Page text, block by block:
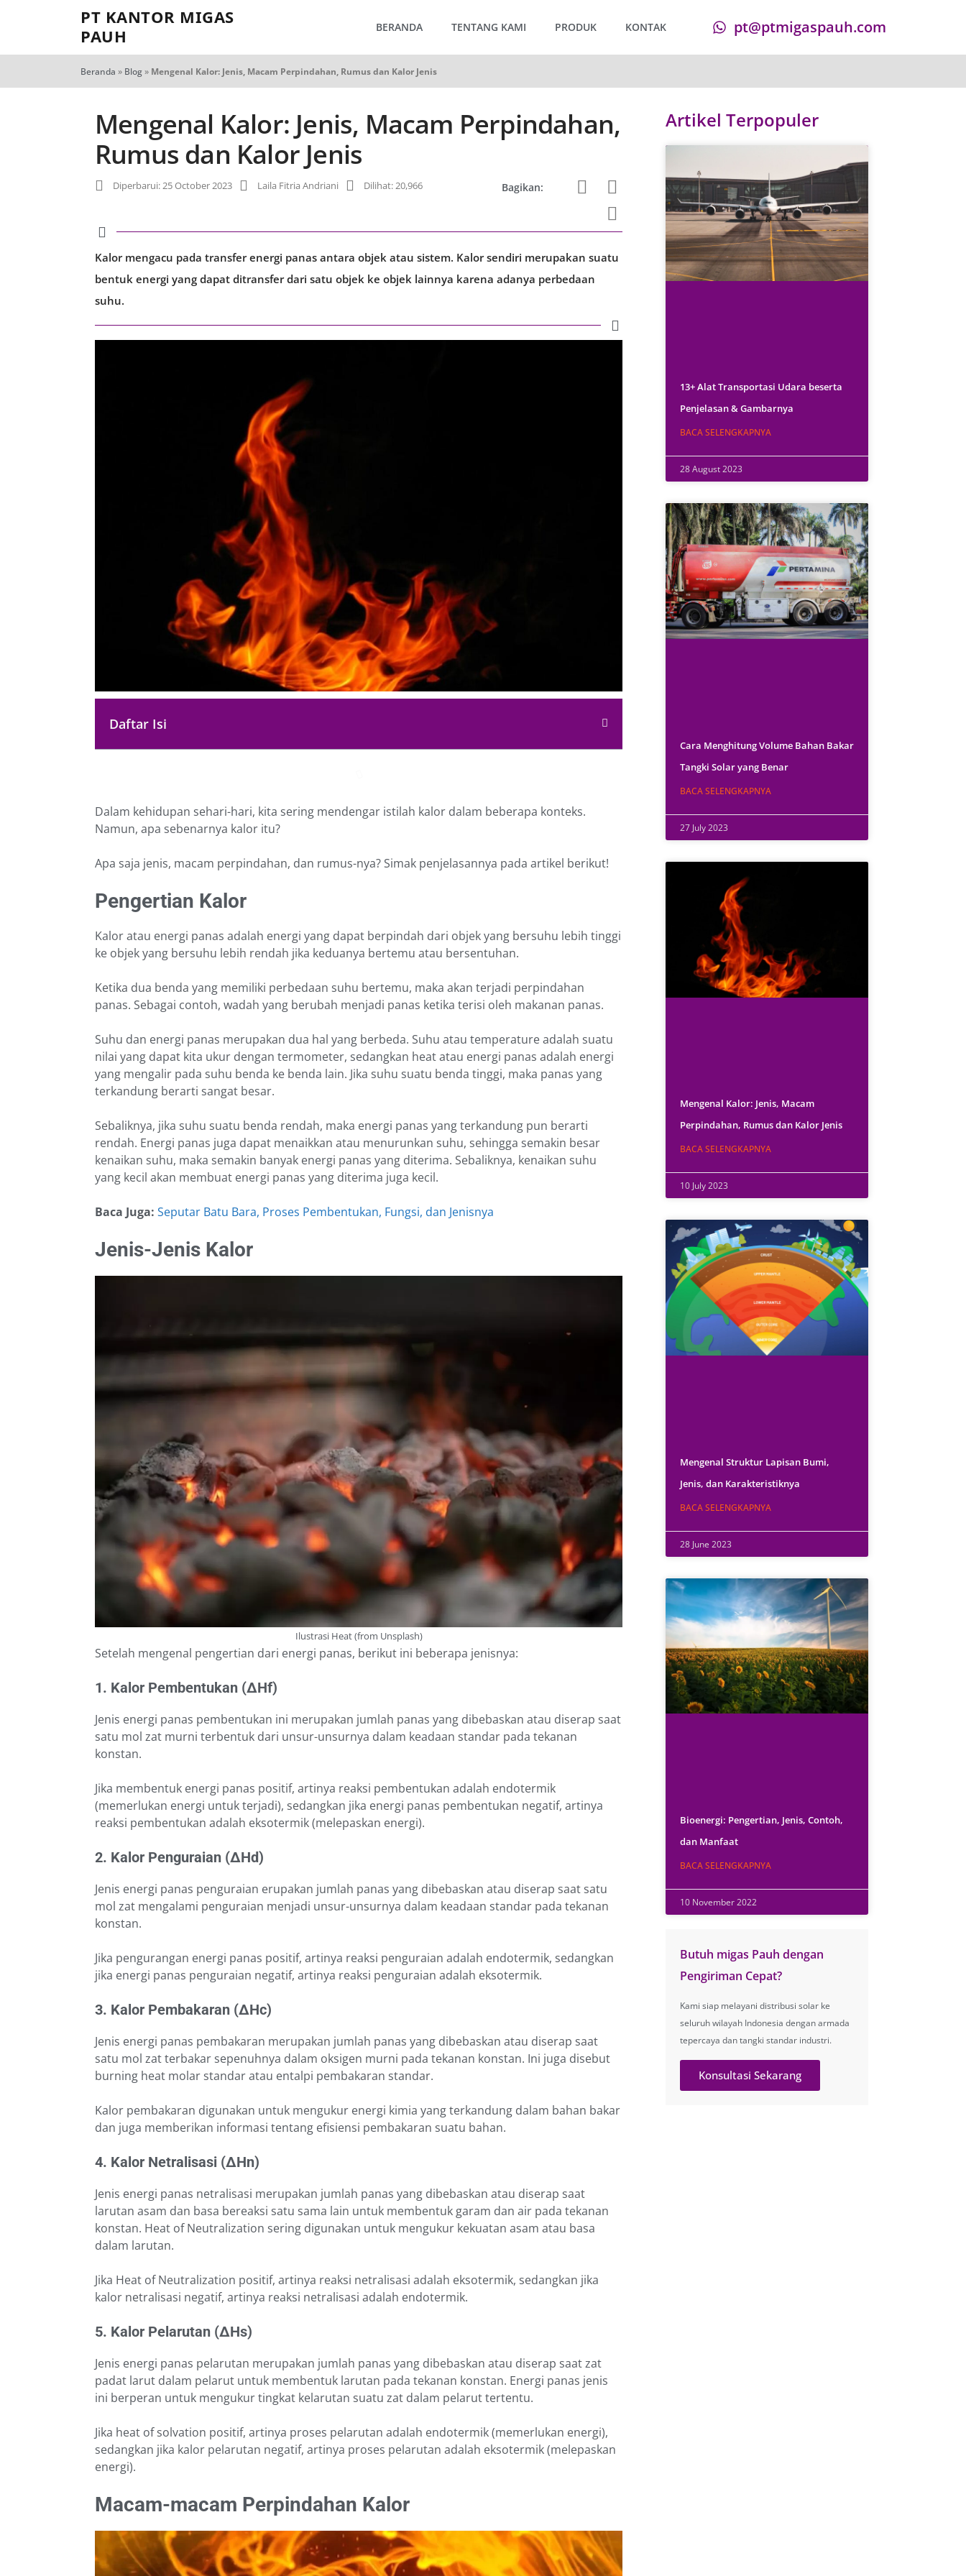
PT KANTOR MIGAS
PAUH
BERANDA TENTANG KAMI PRODUK KONTAK pt@ptmigaspauh.com
Beranda » Blog» Mengenal Kalor: Jenis, Macam Perpindahan, Rumus dan Kalor Jenis
Mengenal Kalor: Jenis, Macam Perpindahan,
Rumus dan Kalor Jenis
Diperbarui: 25 October 2023 Laila Fitria Andriani Dilihat: 20,966 Bagikan:
Kalor mengacu pada transfer energi panas antara objek atau sistem. Kalor sendiri merupakan suatu
bentuk energi yang dapat ditransfer dari satu objek ke objek lainnya karena adanya perbedaan
suhu.
Daftar Isi
Dalam kehidupan sehari-hari, kita sering mendengar istilah kalor dalam beberapa konteks.
Namun, apa sebenarnya kalor itu?
Apa saja jenis, macam perpindahan, dan rumus-nya? Simak penjelasannya pada artikel berikut!
Pengertian Kalor
Kalor atau energi panas adalah energi yang dapat berpindah dari objek yang bersuhu lebih tinggi
ke objek yang bersuhu lebih rendah jika keduanya bertemu atau bersentuhan.
Ketika dua benda yang memiliki perbedaan suhu bertemu, maka akan terjadi perpindahan
panas. Sebagai contoh, wadah yang berubah menjadi panas ketika terisi oleh makanan panas.
Suhu dan energi panas merupakan dua hal yang berbeda. Suhu atau temperature adalah suatu
nilai yang dapat kita ukur dengan termometer, sedangkan heat atau energi panas adalah energi
yang mengalir pada suhu benda ke benda lain. Jika suhu suatu benda tinggi, maka panas yang
terkandung berarti sangat besar.
Sebaliknya, jika suhu suatu benda rendah, maka energi panas yang terkandung pun berarti
rendah. Energi panas juga dapat menaikkan atau menurunkan suhu, sehingga semakin besar
kenaikan suhu, maka semakin banyak energi panas yang diterima. Sebaliknya, kenaikan suhu
yang kecil akan membuat energi panas yang diterima juga kecil.
Baca Juga: Seputar Batu Bara, Proses Pembentukan, Fungsi, dan Jenisnya
Jenis-Jenis Kalor
Ilustrasi Heat (from Unsplash)
Setelah mengenal pengertian dari energi panas, berikut ini beberapa jenisnya:
1. Kalor Pembentukan (∆Hf)
Jenis energi panas pembentukan ini merupakan jumlah panas yang dibebaskan atau diserap saat
satu mol zat murni terbentuk dari unsur-unsurnya dalam keadaan standar pada tekanan
konstan.
Jika membentuk energi panas positif, artinya reaksi pembentukan adalah endotermik
(memerlukan energi untuk terjadi), sedangkan jika energi panas pembentukan negatif, artinya
reaksi pembentukan adalah eksotermik (melepaskan energi).
2. Kalor Penguraian (∆Hd)
Jenis energi panas penguraian erupakan jumlah panas yang dibebaskan atau diserap saat satu
mol zat mengalami penguraian menjadi unsur-unsurnya dalam keadaan standar pada tekanan
konstan.
Jika pengurangan energi panas positif, artinya reaksi penguraian adalah endotermik, sedangkan
jika energi panas penguraian negatif, artinya reaksi penguraian adalah eksotermik.
3. Kalor Pembakaran (∆Hc)
Jenis energi panas pembakaran merupakan jumlah panas yang dibebaskan atau diserap saat
satu mol zat terbakar sepenuhnya dalam oksigen murni pada tekanan konstan. Ini juga disebut
burning heat molar standar atau entalpi pembakaran standar.
Kalor pembakaran digunakan untuk mengukur energi kimia yang terkandung dalam bahan bakar
dan juga memberikan informasi tentang efisiensi pembakaran suatu bahan.
4. Kalor Netralisasi (∆Hn)
Jenis energi panas netralisasi merupakan jumlah panas yang dibebaskan atau diserap saat
larutan asam dan basa bereaksi satu sama lain untuk membentuk garam dan air pada tekanan
konstan. Heat of Neutralization sering digunakan untuk mengukur kekuatan asam atau basa
dalam larutan.
Jika Heat of Neutralization positif, artinya reaksi netralisasi adalah eksotermik, sedangkan jika
kalor netralisasi negatif, artinya reaksi netralisasi adalah endotermik.
5. Kalor Pelarutan (∆Hs)
Jenis energi panas pelarutan merupakan jumlah panas yang dibebaskan atau diserap saat zat
padat larut dalam pelarut untuk membentuk larutan pada tekanan konstan. Energi panas jenis
ini berperan untuk mengukur tingkat kelarutan suatu zat dalam pelarut tertentu.
Jika heat of solvation positif, artinya proses pelarutan adalah endotermik (memerlukan energi),
sedangkan jika kalor pelarutan negatif, artinya proses pelarutan adalah eksotermik (melepaskan
energi).
Macam-macam Perpindahan Kalor
Artikel Terpopuler
13+ Alat Transportasi Udara beserta
Penjelasan & Gambarnya
BACA SELENGKAPNYA
28 August 2023
Cara Menghitung Volume Bahan Bakar
Tangki Solar yang Benar
BACA SELENGKAPNYA
27 July 2023
Mengenal Kalor: Jenis, Macam
Perpindahan, Rumus dan Kalor Jenis
BACA SELENGKAPNYA
10 July 2023
Mengenal Struktur Lapisan Bumi,
Jenis, dan Karakteristiknya
BACA SELENGKAPNYA
28 June 2023
Bioenergi: Pengertian, Jenis, Contoh,
dan Manfaat
BACA SELENGKAPNYA
10 November 2022
Butuh migas Pauh dengan
Pengiriman Cepat?
Kami siap melayani distribusi solar ke
seluruh wilayah Indonesia dengan armada
tepercaya dan tangki standar industri.
Konsultasi Sekarang